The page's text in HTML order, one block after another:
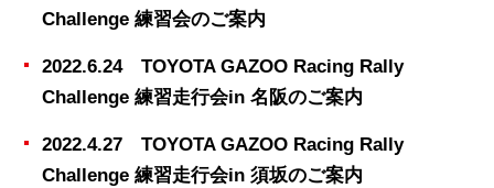
Challenge 練習会のご案内
2022.6.24 TOYOTA GAZOO Racing Rally
Challenge 練習走行会in 名阪のご案内
2022.4.27 TOYOTA GAZOO Racing Rally
Challenge 練習走行会in 須坂のご案内